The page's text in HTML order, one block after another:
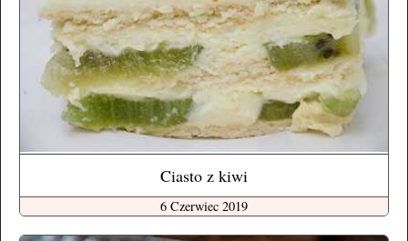
Ciasto z kiwi
6 Czerwiec 2019